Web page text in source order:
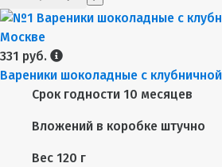
331 руб.
Вареники шоколадные с
Срок годности 10 месяцев
Вложений в коробке штучно
Вес 120 г